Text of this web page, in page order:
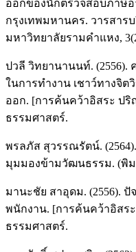
ออกของนักตรวจสอบภาษี
กรุงเทพมหานคร. วารสาร
มหาวิทยาลัยรามคำแหง,
ปวลี วิทยานานนท์.
ในการทำงาน เชาว์ทางจิ
ออก. [การค้นคว้าอิสระ ป
ธรรมศาสตร์.
พรลภัส สุวรรณรัตน์.
มุมมองข้ามวัฒนธรรม. (พิม
มานะชัย สาอุดม. (2556).
พนักงาน. [การค้นคว้าอิส
ธรรมศาสตร์.